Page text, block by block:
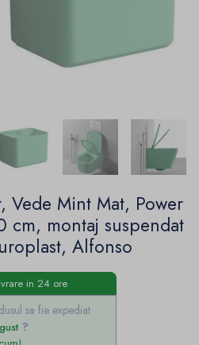
Vede Mint Mat, Power
cm, montaj suspendat
Alfonso
in 24 ore
sa fie expediat